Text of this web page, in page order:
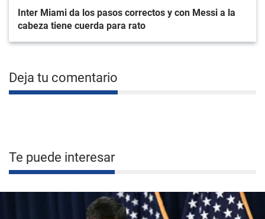
Inter Miami da los pasos correctos y con Messi a la
cabeza tiene cuerda para rato
Deja tu comentario
Te puede interesar